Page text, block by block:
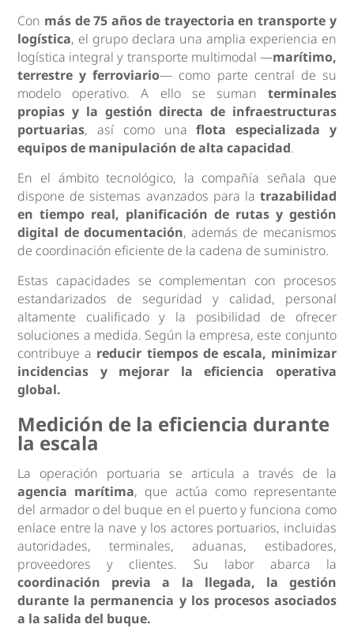
Con más de 75 años de trayectoria en transporte y
logística, el grupo declara una amplia experiencia en
logística integral y transporte multimodal —marítimo,
terrestre y ferroviario— como parte central de su
modelo operativo. A ello se suman terminales
propias y la gestión directa de infraestructuras
portuarias, así como unaflota especializada y
equipos de manipulación de alta capacidad.
En el ámbito tecnológico, la compañía señala que
dispone de sistemas avanzados para la trazabilidad
en tiempo real, planificación de rutas y gestión
digital de documentación, además de mecanismos
de coordinación eficiente de la cadena de suministro.
Estas capacidades se complementan con procesos
estandarizados de seguridad y calidad, personal
altamente cualificado y la posibilidad de ofrecer
soluciones a medida. Según la empresa, este conjunto
contribuye a reducir tiempos de escala, minimizar
incidencias y mejorar la eficiencia operativa
global.
Medición de la eficiencia durante
la escala
La operación portuaria se articula a través de la
agencia marítima, que actúa como representante
del armador o del buque en el puerto y funciona como
enlace entre la nave y los actores portuarios, incluidas
autoridades, terminales, aduanas, estibadores,
proveedores y clientes. Su labor abarca la
coordinación previa a la llegada, la gestión
durante la permanencia y los procesos asociados
a la salida del buque.